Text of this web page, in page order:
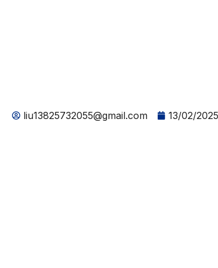
Caso
Argentina
liu13825732055@gmail.com 13/02/2025